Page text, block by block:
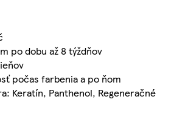
po dobu až 8 týždňov
počas farbenia a po ňom
Keratín, Panthenol, Regeneračné